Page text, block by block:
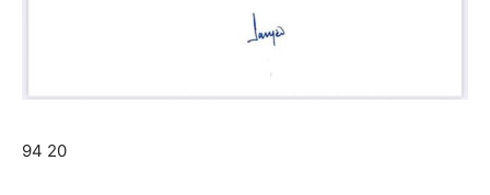
94 20